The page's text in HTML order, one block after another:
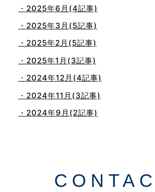
・2025年6月(4記事)
・2025年3月(5記事)
・2025年2月(5記事)
・2025年1月(3記事)
・2024年12月(4記事)
・2024年11月(3記事)
・2024年9月(2記事)
・2024年3月(1記事)